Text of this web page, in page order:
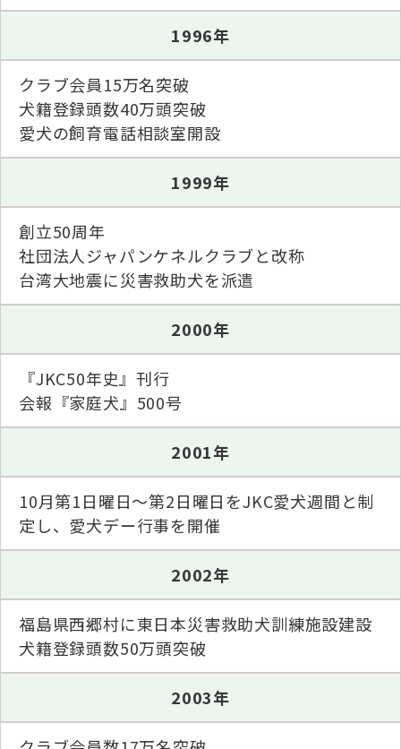
1996年
クラブ会員15万名突破
犬籍登録頭数40万頭突破
愛犬の飼育電話相談室開設
1999年
創立50周年
社団法人ジャパンケネルクラブと改称
台湾大地震に災害救助犬を派遣
2000年
『JKC50年史』刊行
会報『家庭犬』500号
2001年
10月第1日曜日〜第2日曜日をJKC愛犬週間と制
定し、愛犬デー行事を開催
2002年
福島県西郷村に東日本災害救助犬訓練施設建設
犬籍登録頭数50万頭突破
2003年